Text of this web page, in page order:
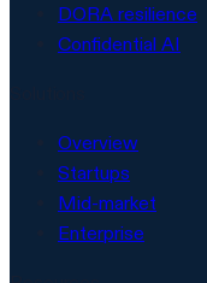
DORA resilience
Confidential AI
Overview
Startups
Mid-market
Enterprise